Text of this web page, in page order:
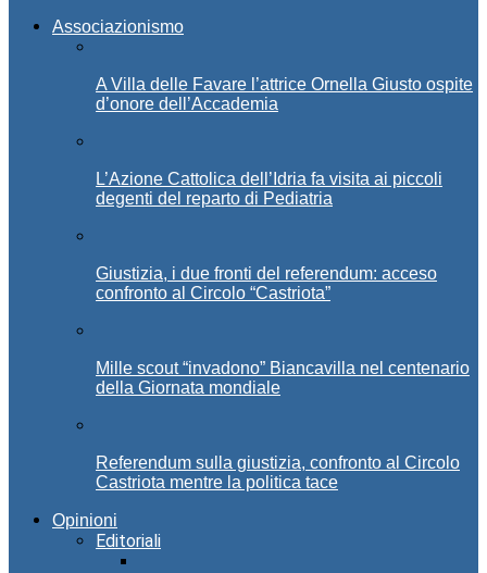
Associazionismo
A Villa delle Favare l’attrice Ornella Giusto ospite
d’onore dell’Accademia
L’Azione Cattolica dell’Idria fa visita ai piccoli
degenti del reparto di Pediatria
Giustizia, i due fronti del referendum: acceso
confronto al Circolo “Castriota”
Mille scout “invadono” Biancavilla nel centenario
della Giornata mondiale
Referendum sulla giustizia, confronto al Circolo
Castriota mentre la politica tace
Opinioni
Editoriali